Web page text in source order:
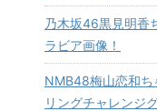
乃木坂46黒見明香
ラビア画像！
NMB48梅山恋和ち
リングチャレンジ